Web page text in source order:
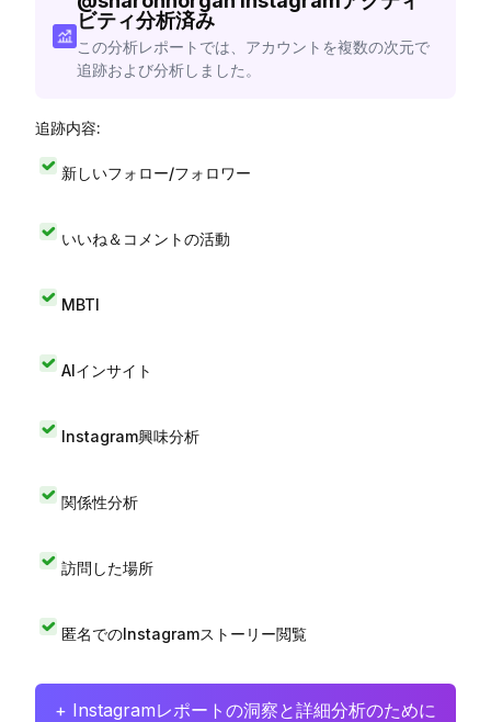
ビティ分析済み
この分析レポートでは、アカウントを複数の次元で
追跡および分析しました。
追跡内容:
新しいフォロー/フォロワー
いいね＆コメントの活動
MBTI
AIインサイト
Instagram興味分析
関係性分析
訪問した場所
匿名でのInstagramストーリー閲覧
+ Instagramレポートの洞察と詳細分析のために